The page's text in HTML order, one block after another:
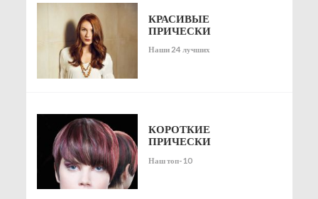
КРАСИВЫЕ
ПРИЧЕСКИ
Наши 24 лучших
КОРОТКИЕ
ПРИЧЕСКИ
Наш топ-10